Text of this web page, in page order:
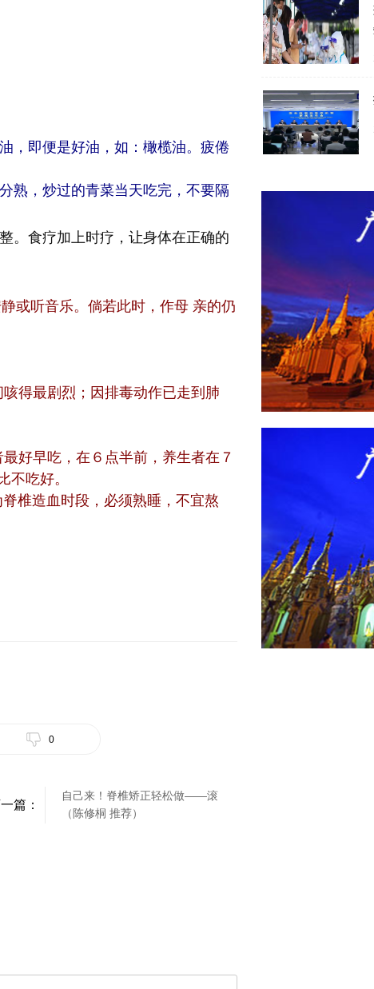
，即便是好油，如：橄榄油。疲倦
熟，炒过的青菜当天吃完，不要隔
。食疗加上时疗，让身体在正确的
或听音乐。倘若此时，作母 亲的仍
得最剧烈；因排毒动作已走到肺
好早吃，在６点半前，养生者在７
不吃好。
椎造血时段，必须熟睡，不宜熬
0
篇：
自己来！脊椎矫正轻松做——滚
（陈修桐 推荐）